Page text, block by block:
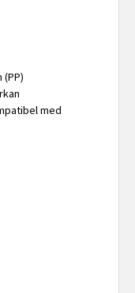
med